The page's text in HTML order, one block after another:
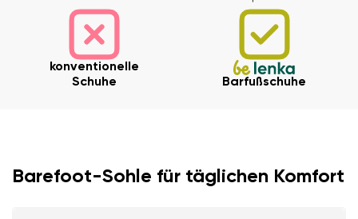
konventionelle
Schuhe
Barfußschuhe
Barefoot-Sohle für täglichen Komfort